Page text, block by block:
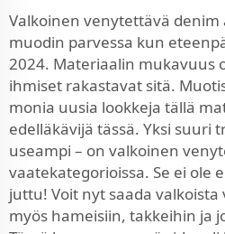
Valkoinen venytettävä denim
muodin parvessa kun
2024. Materiaalin mukavuus
ihmiset rakastavat sitä.
monia uusia lookkeja tällä
edelläkävijä tässä. Yksi suuri
useampi – on valkoinen
vaatekategorioissa. Se ei ole
juttu! Voit nyt saada
myös hameisiin, takkeihin ja